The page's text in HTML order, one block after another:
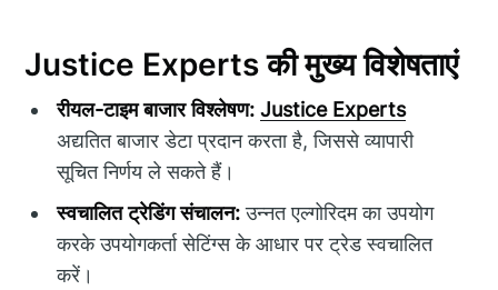
Justice Experts की मुख्य विशेषताएं
रीयल-टाइम बाजार विश्लेषण: Justice Experts
अद्यतित बाजार डेटा प्रदान करता है, जिससे व्यापारी
सूचित निर्णय ले सकते हैं।
स्वचालित ट्रेडिंग संचालन:उन्नत एल्गोरिदम का उपयोग
करके उपयोगकर्ता सेटिंग्स के आधार पर ट्रेड स्वचालित
करें।